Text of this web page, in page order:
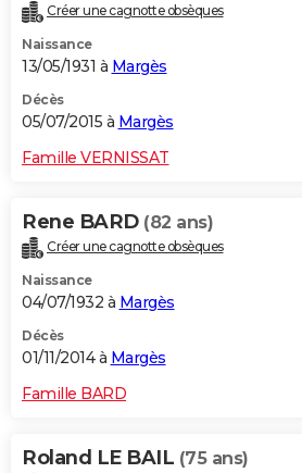
Créer une cagnotte obsèques
Naissance
13/05/1931 à Margès
Décès
05/07/2015 à Margès
Famille VERNISSAT
Rene BARD (82 ans)
Créer une cagnotte obsèques
Naissance
04/07/1932 à Margès
Décès
01/11/2014 à Margès
Famille BARD
Roland LE BAIL (75 ans)